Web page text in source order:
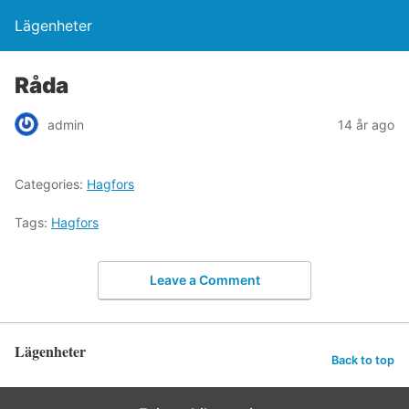
Lägenheter
Råda
admin 14 år ago
Categories: Hagfors
Tags: Hagfors
Leave a Comment
Lägenheter Back to top